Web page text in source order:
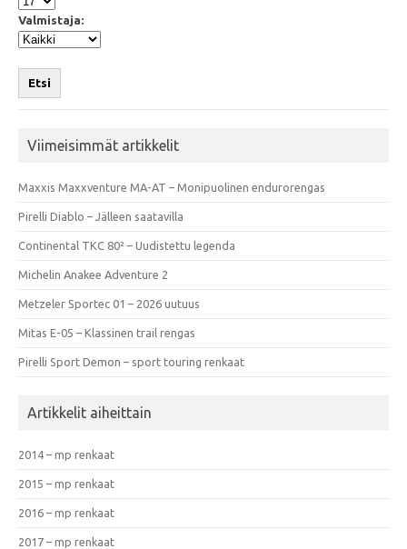
Valmistaja:
Etsi
Viimeisimmät artikkelit
Maxxis Maxxventure MA-AT – Monipuolinen endurorengas
Pirelli Diablo – Jälleen saatavilla
Continental TKC 80² – Uudistettu legenda
Michelin Anakee Adventure 2
Metzeler Sportec 01 – 2026 uutuus
Mitas E-05 – Klassinen trail rengas
Pirelli Sport Demon – sport touring renkaat
Artikkelit aiheittain
2014 – mp renkaat
2015 – mp renkaat
2016 – mp renkaat
2017 – mp renkaat